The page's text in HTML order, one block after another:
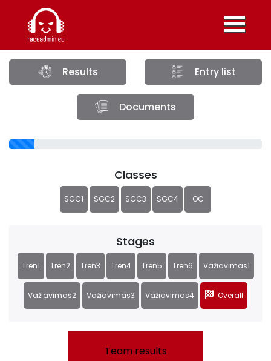
Results Entry list
Documents
Classes
SGC1 SGC2 SGC3 SGC4 OC
Stages
Tren1 Tren2 Tren3 Tren4 Tren5 Tren6 Važiavimas1
Važiavimas2 Važiavimas3 Važiavimas4 Overall
Team results